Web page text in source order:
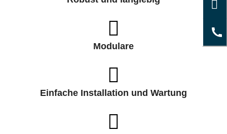
Modulare
Einfache Installation und Wartung